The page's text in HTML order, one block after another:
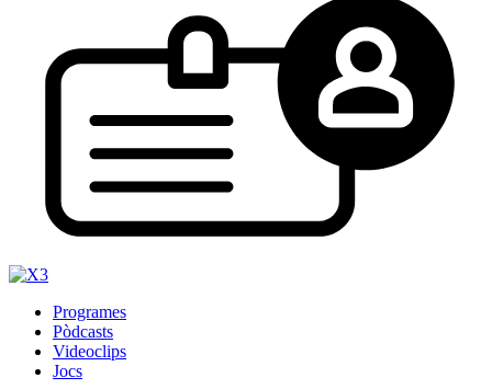
Programes
Pòdcasts
Videoclips
Jocs